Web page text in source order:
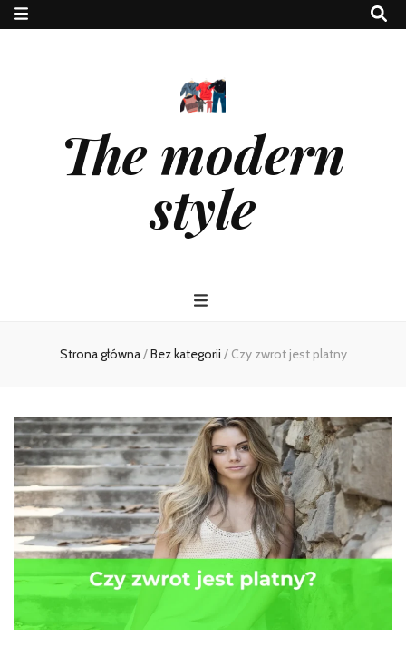
The modern
style
Strona główna/Bez kategorii / Czy zwrot jest platny